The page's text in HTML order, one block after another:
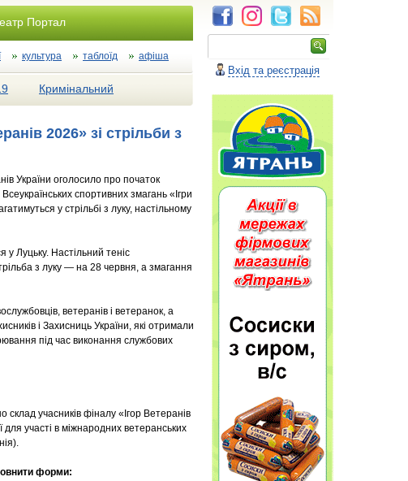
Портал
культура таблоїд афіша
Кримінальний
2026» зі стрільби з
України оголосило про початок
спортивних змагань «Ігри
у стрільбі з луку, настільному
у Луцьку. Настільний теніс
з луку — на 28 червня, а змагання
ветеранів і ветеранок, а
і Захисниць України, які отримали
під час виконання службових
учасників фіналу «Ігор Ветеранів
участі в міжнародних ветеранських
форми:
Вхід та реєстрація